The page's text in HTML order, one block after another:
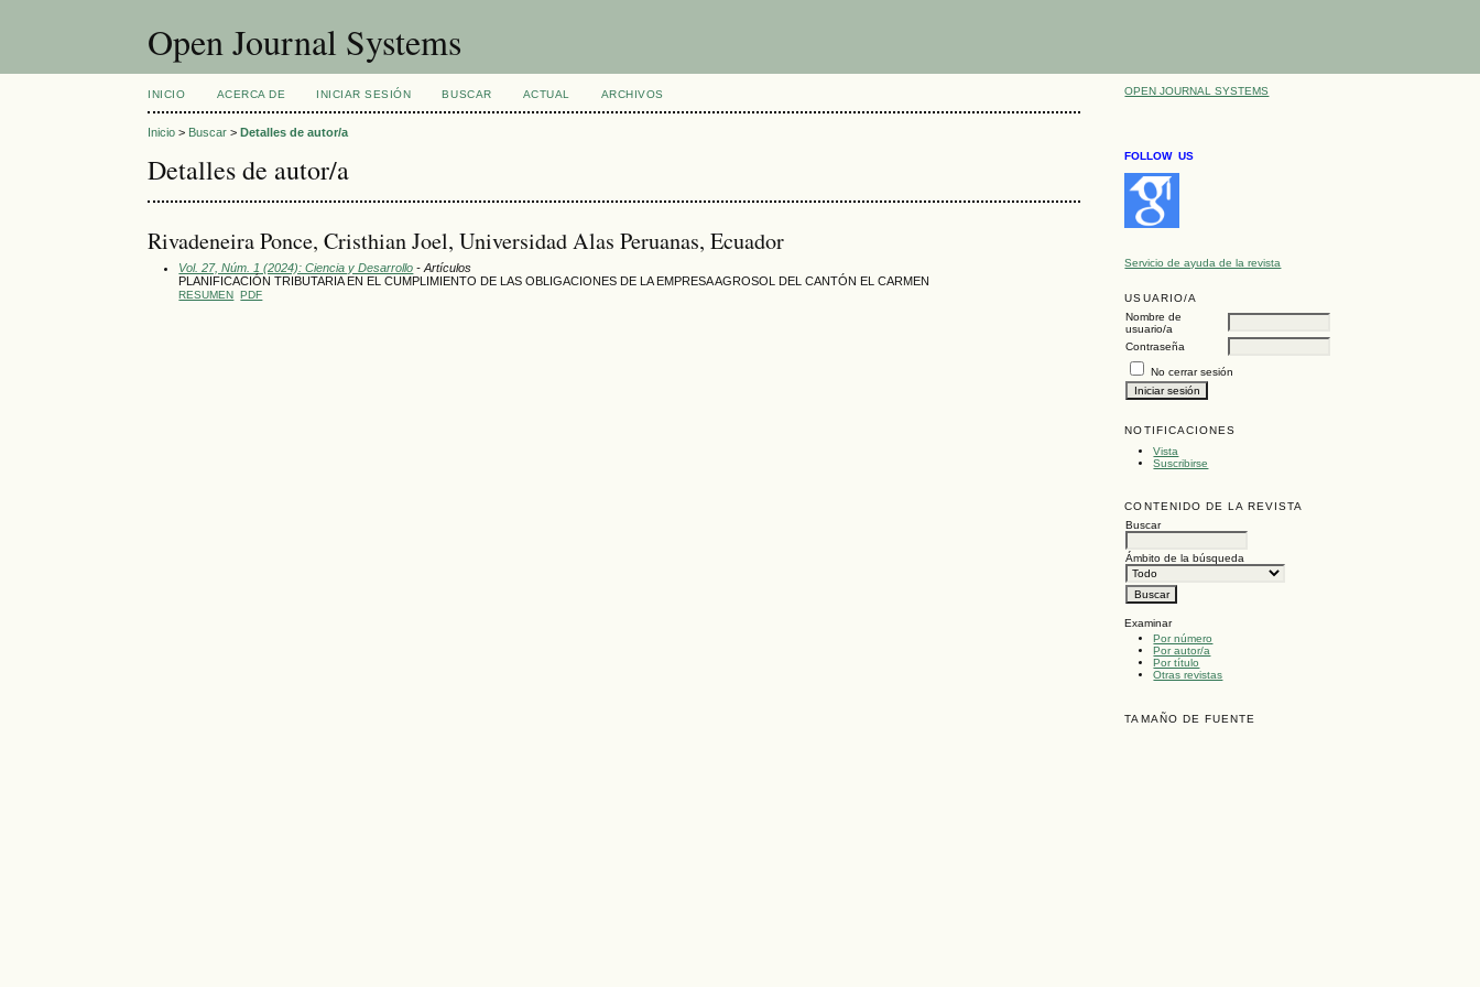
Open Journal Systems
OPEN JOURNAL SYSTEMS
FOLLOW US
Servicio de ayuda de la revista
USUARIO/A
Nombre de
usuario/a
Contraseña
No cerrar sesión
NOTIFICACIONES
Vista
Suscribirse
CONTENIDO DE LA REVISTA
Buscar
Ámbito de la búsqueda
Examinar
Por número
Por autor/a
Por título
Otras revistas
TAMAÑO DE FUENTE
INICIO ACERCA DE INICIAR SESIÓN BUSCAR ACTUAL ARCHIVOS
Inicio > Buscar >Detalles de autor/a
Detalles de autor/a
Rivadeneira Ponce, Cristhian Joel, Universidad Alas Peruanas, Ecuador
Vol. 27, Núm. 1 (2024): Ciencia y Desarrollo - Artículos
PLANIFICACIÓN TRIBUTARIA EN EL CUMPLIMIENTO DE LAS OBLIGACIONES DE LA EMPRESA AGROSOL DEL CANTÓN EL CARMEN
RESUMEN PDF